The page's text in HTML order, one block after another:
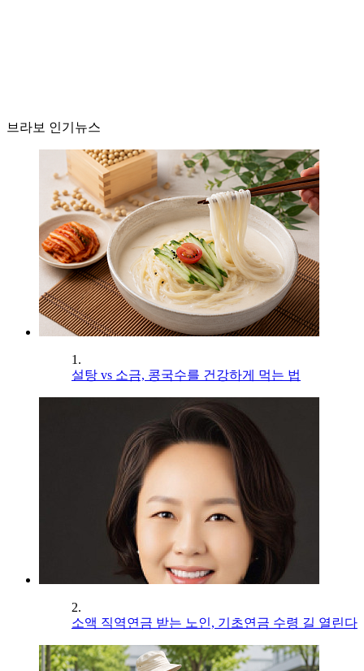
브라보 인기뉴스
1.
설탕 vs 소금, 콩국수를 건강하게 먹는 법
2.
소액 직역연금 받는 노인, 기초연금 수령 길 열린다